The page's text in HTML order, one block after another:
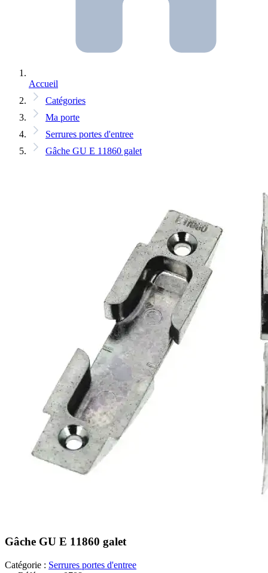
Accueil
Catégories
Ma porte
Serrures portes d'entree
Gâche GU E 11860 galet
Gâche GU E 11860 galet
Catégorie : Serrures portes d'entree